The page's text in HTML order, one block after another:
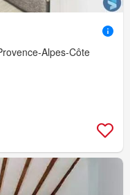
Alpes-Côte